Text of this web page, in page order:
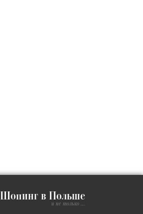
Шопинг в Польше
и не только ...